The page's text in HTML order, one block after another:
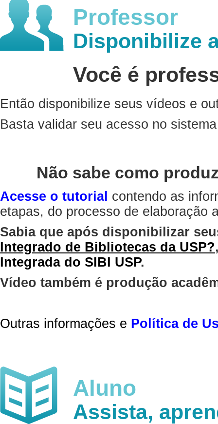
Professor
Disponibilize
Você é
Então disponibilize seus vídeos e
Basta validar seu acesso no
Não sabe como
Acesse o tutorial contendo as
etapas, do processo de elaboração
Sabia que após disponibilizar
Integrado de Bibliotecas da USP?
Integrada do SIBI USP.
Vídeo também é produção
Outras informações e Política de
Aluno
Assista,